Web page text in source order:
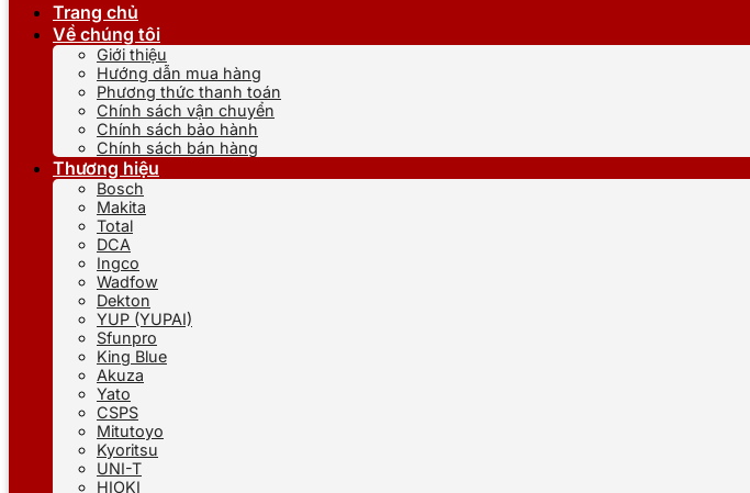
Trang chủ
Về chúng tôi
Giới thiệu
Hướng dẫn mua hàng
Phương thức thanh toán
Chính sách vận chuyển
Chính sách bảo hành
Chính sách bán hàng
Thương hiệu
Bosch
Makita
Total
DCA
Ingco
Wadfow
Dekton
YUP (YUPAI)
Sfunpro
King Blue
Akuza
Yato
CSPS
Mitutoyo
Kyoritsu
UNI-T
HIOKI